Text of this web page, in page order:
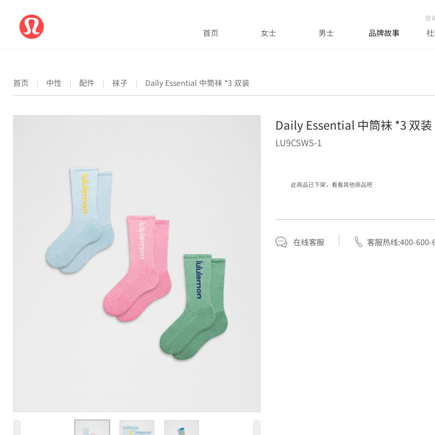
登
首页 女士 男士 品牌故事
首页 | 中性 | 配件 | 袜子 | Daily Essential 中筒袜 *3 双装
Daily Essential 中筒袜 *3 双装
LU9CSWS-1
此商品已下架，看看其他商品吧
在线客服 客服热线:400-600-